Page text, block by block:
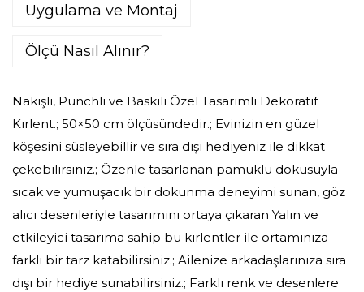
Uygulama ve Montaj
Ölçü Nasıl Alınır?
Nakışlı, Punchlı ve Baskılı Özel Tasarımlı Dekoratif
Kırlent.; 50×50 cm ölçüsündedir.; Evinizin en güzel
köşesini süsleyebillir ve sıra dışı hediyeniz ile dikkat
çekebilirsiniz.; Özenle tasarlanan pamuklu dokusuyla
sıcak ve yumuşacık bir dokunma deneyimi sunan, göz
alıcı desenleriyle tasarımını ortaya çıkaran Yalın ve
etkileyici tasarıma sahip bu kırlentler ile ortamınıza
farklı bir tarz katabilirsiniz.; Ailenize arkadaşlarınıza sıra
dışı bir hediye sunabilirsiniz.; Farklı renk ve desenlere